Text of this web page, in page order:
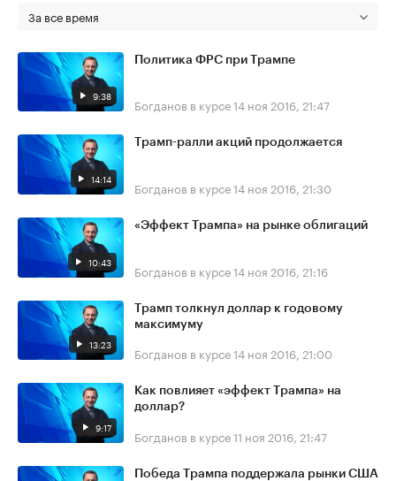
За все время
9:38
Политика ФРС при Трампе
Богданов в курсе14 ноя 2016, 21:47
14:14
Трамп-ралли акций продолжается
Богданов в курсе14 ноя 2016, 21:30
10:43
«Эффект Трампа» на рынке облигаций
Богданов в курсе14 ноя 2016, 21:16
13:23
Трамп толкнул доллар к годовому
максимуму
Богданов в курсе14 ноя 2016, 21:00
9:17
Как повлияет «эффект Трампа» на
доллар?
Богданов в курсе11 ноя 2016, 21:47
Победа Трампа поддержала рынки США